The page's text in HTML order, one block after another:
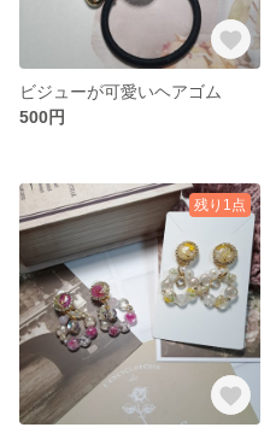
ビジューが可愛いヘアゴム
500円
残り1点